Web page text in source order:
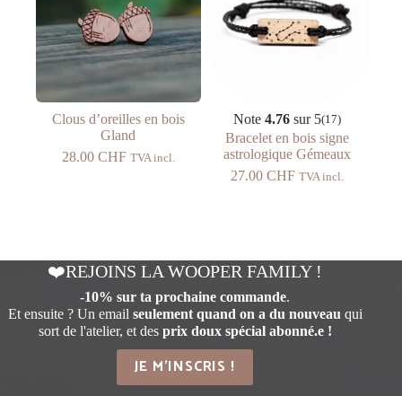
Clous d’oreilles en bois
Gland
28.00 CHF TVA incl.
Note4.76 sur 5(17)
Bracelet en bois signe
astrologique Gémeaux
27.00CHF TVA incl.
❤️REJOINS LA WOOPER FAMILY !
-10% sur ta prochaine commande.
Et ensuite ? Un email seulement quand on a du nouveau qui
sort de l'atelier, et des prix doux spécial abonné.e !
JE M'INSCRIS !